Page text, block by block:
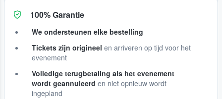
100% Garantie
We ondersteunen elke bestelling
Tickets zijn origineel en arriveren op tijd voor het
evenement
Volledige terugbetaling als het evenement
wordt geannuleerd en niet opnieuw wordt
ingepland